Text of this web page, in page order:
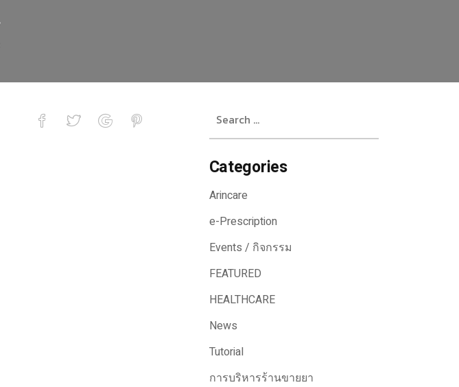
for:
Categories
Arincare
e-Prescription
Events / กิจกรรม
FEATURED
HEALTHCARE
News
Tutorial
การบริหารร้านขายยา